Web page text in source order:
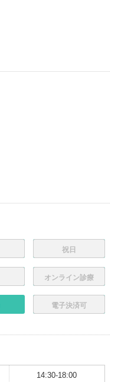
祝日
オンライン診療
電子決済可
14:30-18:00